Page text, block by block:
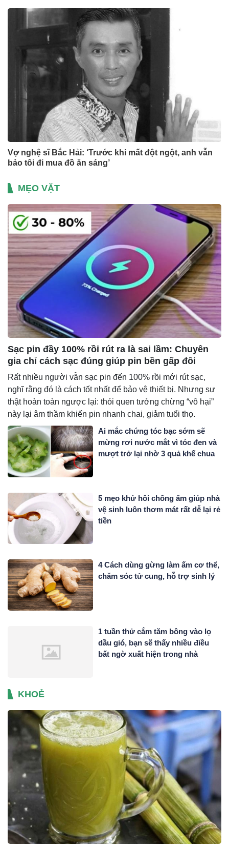
Vợ nghệ sĩ Bắc Hải: ‘Trước khi mất đột ngột, anh vẫn
bảo tôi đi mua đồ ăn sáng’
MẸO VẶT
Sạc pin đầy 100% rồi rút ra là sai lầm: Chuyên
gia chỉ cách sạc đúng giúp pin bền gấp đôi
Rất nhiều người vẫn sạc pin đến 100% rồi mới rút sạc,
nghĩ rằng đó là cách tốt nhất để bảo vệ thiết bị. Nhưng sự
thật hoàn toàn ngược lại: thói quen tưởng chừng “vô hại”
này lại âm thầm khiến pin nhanh chai, giảm tuổi thọ.
Ai mắc chứng tóc bạc sớm sẽ
mừng rơi nước mắt vì tóc đen và
mượt trở lại nhờ 3 quả khế chua
5 mẹo khử hôi chống ẩm giúp nhà
vệ sinh luôn thơm mát rất dễ lại rẻ
tiền
4 Cách dùng gừng làm ấm cơ thể,
chăm sóc tử cung, hỗ trợ sinh lý
1 tuần thử cắm tăm bông vào lọ
dầu gió, bạn sẽ thấy nhiều điều
bất ngờ xuất hiện trong nhà
KHOẺ